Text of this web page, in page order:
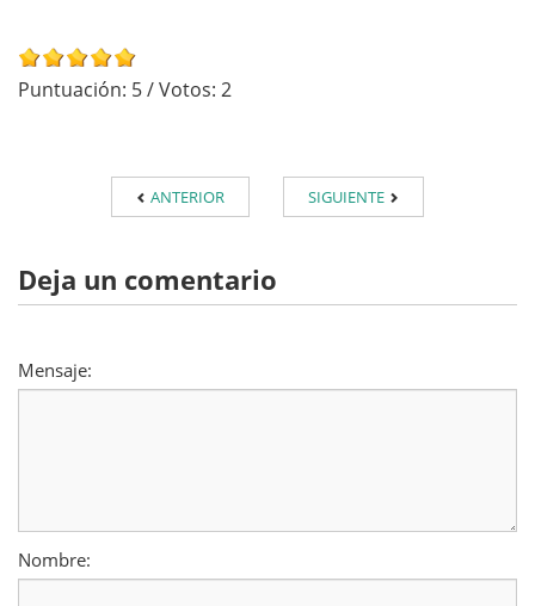
Puntuación: 5/ Votos: 2
ANTERIOR SIGUIENTE
Deja un comentario
Mensaje:
Nombre: